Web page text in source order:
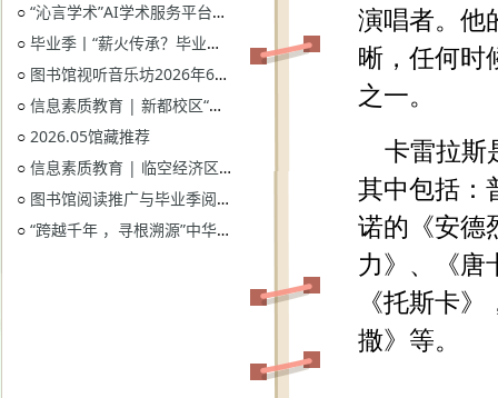
○ “沁言学术”AI学术服务平台开通试用
○ 毕业季丨“薪火传承？毕业生图书漂流”活动
○ 图书馆视听音乐坊2026年6月展播季
○ 信息素质教育 | 新都校区“图书馆多媒体资源的鉴赏和利用”电子资源讲座
○ 2026.05馆藏推荐
○ 信息素质教育 | 临空经济区校区“读秀学术资源一站式获取与电子资源远程访问”电子资源讲座
○ 图书馆阅读推广与毕业季阅读活动意见征集
○ “跨越千年 ，寻根溯源”中华优秀传统文化主题活动获奖名单